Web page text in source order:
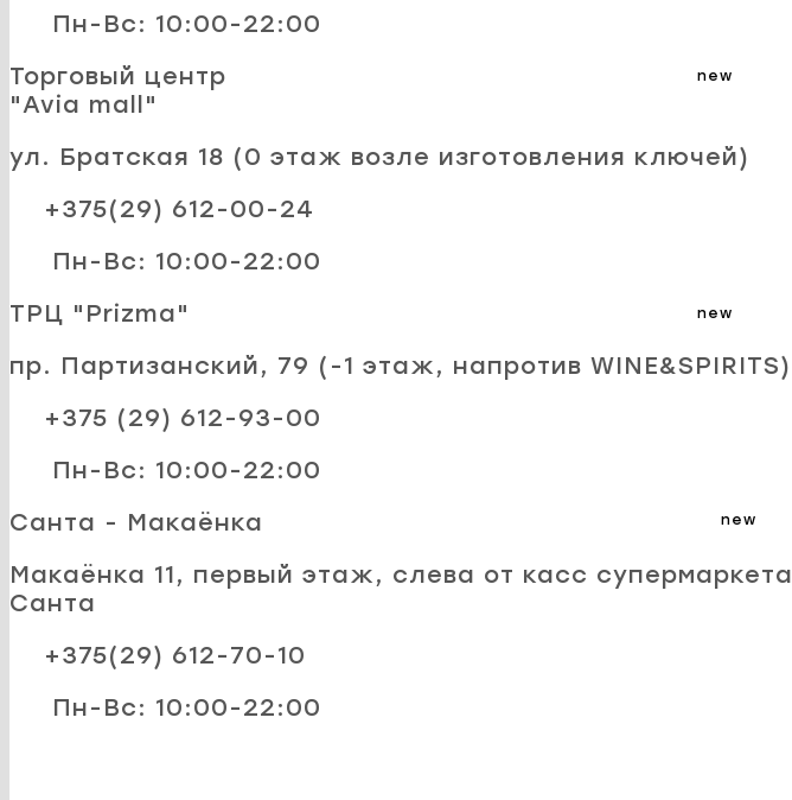
Пн-Вс: 10:00-22:00
new
Торговый центр
"Avia mall"
ул. Братская 18 (0 этаж возле изготовления ключей)
+375(29) 612-00-24
Пн-Вс: 10:00-22:00
new
ТРЦ "Prizma"
пр. Партизанский, 79 (-1 этаж, напротив WINE&SPIRITS)
+375 (29) 612-93-00
Пн-Вс: 10:00-22:00
new
Санта - Макаёнка
Макаёнка 11, первый этаж, слева от касс супермаркета
Санта
+375(29) 612-70-10
Пн-Вс: 10:00-22:00